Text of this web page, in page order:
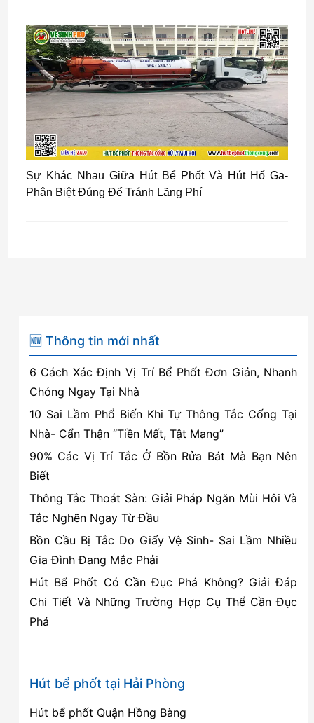
Sự Khác Nhau Giữa Hút Bể Phốt Và Hút Hố Ga-
Phân Biệt Đúng Để Tránh Lãng Phí
🆕 Thông tin mới nhất
6 Cách Xác Định Vị Trí Bể Phốt Đơn Giản, Nhanh
Chóng Ngay Tại Nhà
10 Sai Lầm Phổ Biến Khi Tự Thông Tắc Cống Tại
Nhà- Cẩn Thận “Tiền Mất, Tật Mang”
90% Các Vị Trí Tắc Ở Bồn Rửa Bát Mà Bạn Nên
Biết
Thông Tắc Thoát Sàn: Giải Pháp Ngăn Mùi Hôi Và
Tắc Nghẽn Ngay Từ Đầu
Bồn Cầu Bị Tắc Do Giấy Vệ Sinh- Sai Lầm Nhiều
Gia Đình Đang Mắc Phải
Hút Bể Phốt Có Cần Đục Phá Không? Giải Đáp
Chi Tiết Và Những Trường Hợp Cụ Thể Cần Đục
Phá
Hút bể phốt tại Hải Phòng
Hút bể phốt Quận Hồng Bàng